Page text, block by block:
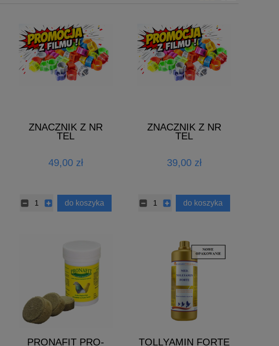
ZNACZNIK Z NR
TEL
49,00 zł
do koszyka
ZNACZNIK Z NR
TEL
39,00 zł
do koszyka
PRONAFIT PRO-
TOLLYAMIN FORTE